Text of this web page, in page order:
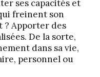
ses capacités et
freinent son
? Apporter des
De la sorte,
dans sa vie,
personnel ou